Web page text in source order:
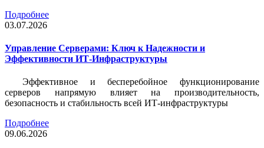
Подробнее
03.07.2026
Управление Серверами: Ключ к Надежности и
Эффективности ИТ-Инфраструктуры
Эффективное и бесперебойное функционирование
серверов напрямую влияет на производительность,
безопасность и стабильность всей ИТ-инфраструктуры
Подробнее
09.06.2026